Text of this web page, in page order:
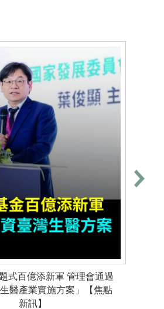
式百億添新軍 管理會通過
生醫產業實施方案」【焦點
新訊】